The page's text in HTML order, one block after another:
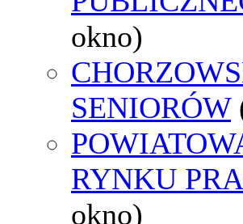
okno)
SENIORÓW
RYNKU
okno)